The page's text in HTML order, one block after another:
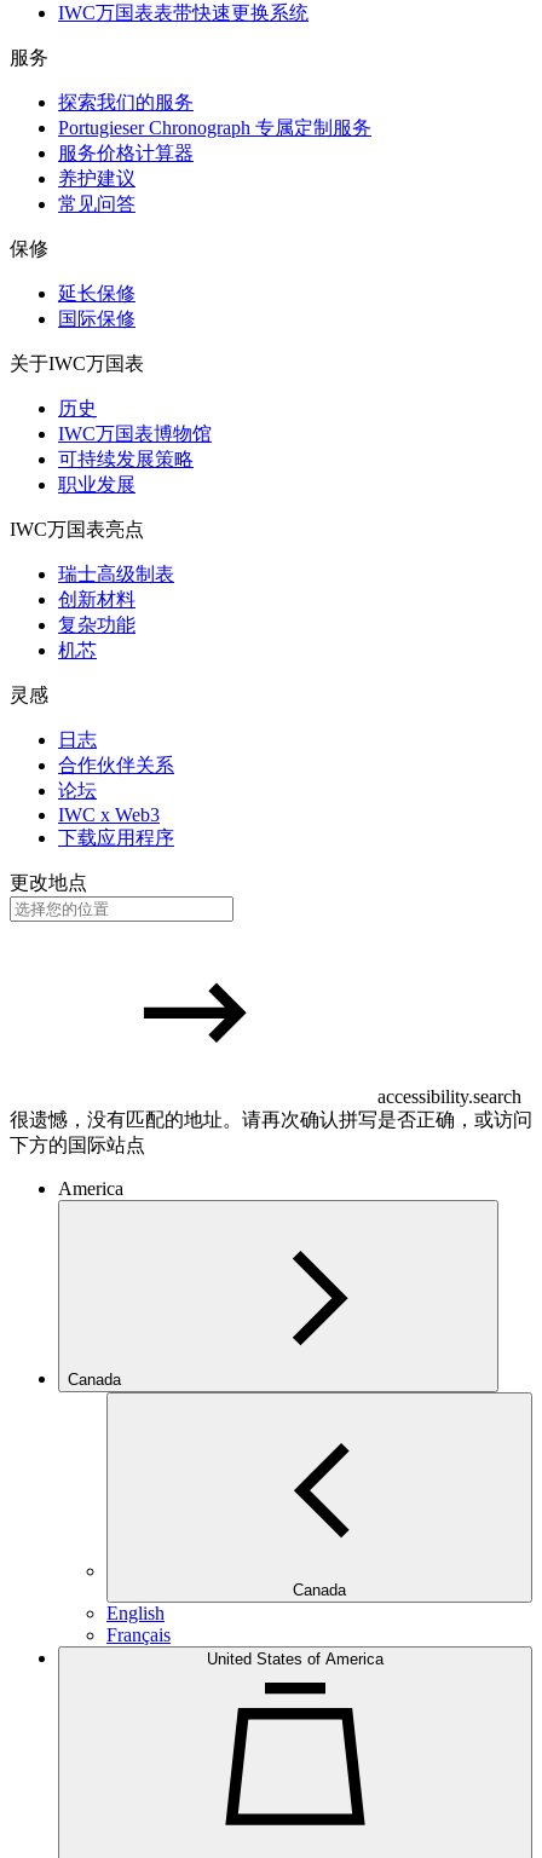
IWC万国表表带快速更换系统
服务
探索我们的服务
Portugieser Chronograph 专属定制服务
服务价格计算器
养护建议
常见问答
保修
延长保修
国际保修
关于IWC万国表
历史
IWC万国表博物馆
可持续发展策略
职业发展
IWC万国表亮点
瑞士高级制表
创新材料
复杂功能
机芯
灵感
日志
合作伙伴关系
论坛
IWC x Web3
下载应用程序
更改地点
accessibility.search
很遗憾，没有匹配的地址。请再次确认拼写是否正确，或访问
下方的国际站点
America
Canada
Canada
English
Français
United States of America